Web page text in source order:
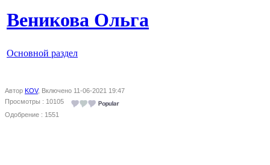
Веникова Ольга
Основной раздел
Автор KOV, Включено 11-06-2021 19:47
Просмотры : 10105
Одобрение : 1551